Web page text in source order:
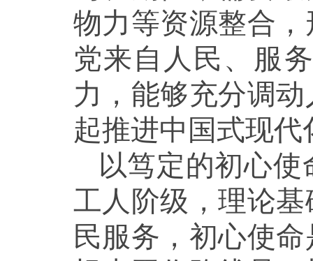
物力等资源整合
党来自人民、服
力，能够充分调
起推进中国式现
以笃定的初心
工人阶级，理论
民服务，初心使